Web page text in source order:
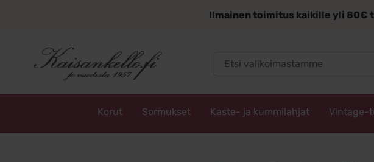
Ilmainen toimitus kaikille yli 80€
Korut Sormukset Kaste- ja kummilahjat